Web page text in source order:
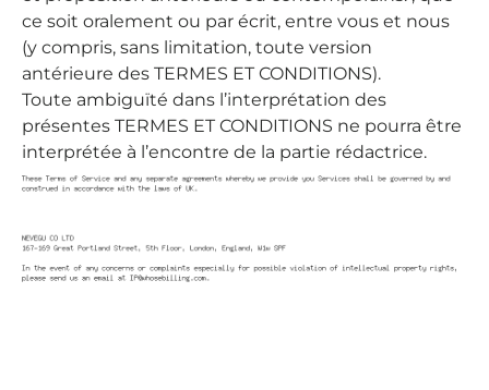
ce soit oralement ou par écrit, entre vous et nous
(y compris, sans limitation, toute version
antérieure des TERMES ET CONDITIONS).
Toute ambiguïté dans l’interprétation des
présentes TERMES ET CONDITIONS ne pourra être
interprétée à l’encontre de la partie rédactrice.